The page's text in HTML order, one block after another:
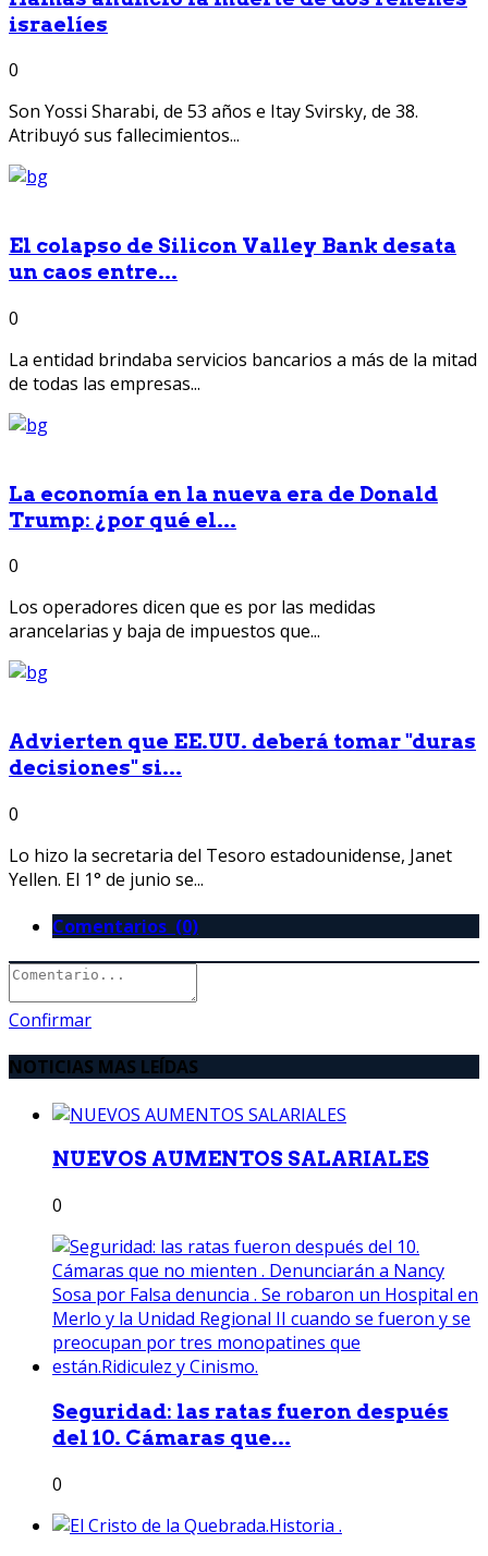
israelíes
0
Son Yossi Sharabi, de 53 años e Itay Svirsky, de 38.
Atribuyó sus fallecimientos...
El colapso de Silicon Valley Bank desata
un caos entre...
0
La entidad brindaba servicios bancarios a más de la mitad
de todas las empresas...
La economía en la nueva era de Donald
Trump: ¿por qué el...
0
Los operadores dicen que es por las medidas
arancelarias y baja de impuestos que...
Advierten que EE.UU. deberá tomar "duras
decisiones" si...
0
Lo hizo la secretaria del Tesoro estadounidense, Janet
Yellen. El 1° de junio se...
Comentarios (0)
Confirmar
NOTICIAS MAS LEÍDAS
NUEVOS AUMENTOS SALARIALES
0
Seguridad: las ratas fueron después
del 10. Cámaras que...
0